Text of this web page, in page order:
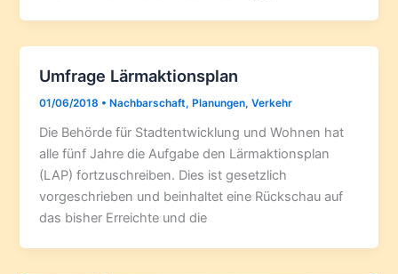
Umfrage Lärmaktionsplan
01/06/2018 • Nachbarschaft, Planungen,Verkehr
Die Behörde für Stadtentwicklung und Wohnen hat
alle fünf Jahre die Aufgabe den Lärmaktionsplan
(LAP) fortzuschreiben. Dies ist gesetzlich
vorgeschrieben und beinhaltet eine Rückschau auf
das bisher Erreichte und die